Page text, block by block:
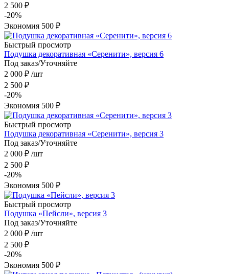
2 500 ₽
-20%
Экономия 500 ₽
Быстрый просмотр
Подушка декоративная «Серенити», версия 6
Под заказ/Уточняйте
2 000 ₽ /шт
2 500 ₽
-20%
Экономия 500 ₽
Быстрый просмотр
Подушка декоративная «Серенити», версия 3
Под заказ/Уточняйте
2 000 ₽ /шт
2 500 ₽
-20%
Экономия 500 ₽
Быстрый просмотр
Подушка «Пейсли», версия 3
Под заказ/Уточняйте
2 000 ₽ /шт
2 500 ₽
-20%
Экономия 500 ₽